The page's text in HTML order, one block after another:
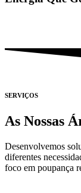
SERVIÇOS
As Nossas
Desenvolvemos
diferentes
foco em poupança